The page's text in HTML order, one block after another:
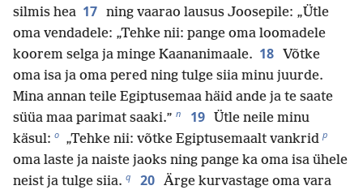
silmis hea 17 ning vaarao lausus Joosepile: „Ütle
oma vendadele: „Tehke nii: pange oma loomadele
koorem selga ja minge Kaananimaale. 18 Võtke
oma isa ja oma pered ning tulge siia minu juurde.
Mina annan teile Egiptusemaa häid ande ja te saate
süüa maa parimat saaki.” n 19 Ütle neile minu
käsul: o „Tehke nii: võtke Egiptusemaalt vankrid p
oma laste ja naiste jaoks ning pange ka oma isa ühele
neist ja tulge siia. q 20 Ärge kurvastage oma vara